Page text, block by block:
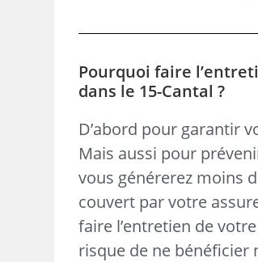
Pourquoi faire
dans le 15-Cantal ?
D’abord pour garantir
Mais aussi pour
vous générerez moins
couvert par votre
faire l’entretien de
risque de ne